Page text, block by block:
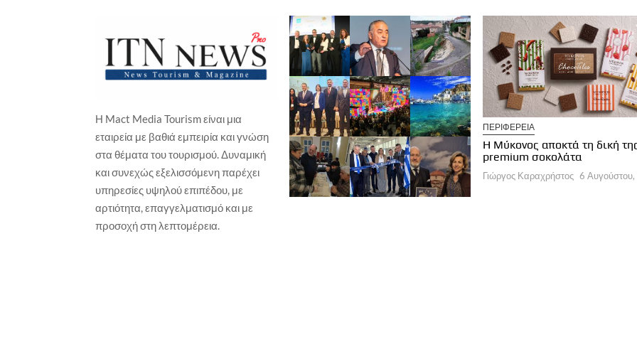
Η Mact Media Tourism είναι μια
εταιρεία με βαθιά εμπειρία και γνώση
στα θέματα του τουρισμού. Δυναμική
και συνεχώς εξελισσόμενη παρέχει
υπηρεσίες υψηλού επιπέδου, με
αρτιότητα, επαγγελματισμό και με
προσοχή στη λεπτομέρεια.
ΕΚΔΗΛΩΣΕΙΣ / ΕΚΘΕΣΕΙΣ
Ο ΠΣΑΠΠ φέρνει το Football Unity
Festival
Γιώργος Καραχρήστος 6 Αυγούστου, 2026
ΕΠΙΛΟΓΕΣ ΣΥΝΤΑΚΤΩΝ
Νέα εποχή στη διαχείριση των
προορισμών
Γιώργος Καραχρήστος 6 Αυγούστου, 2026
ΠΕΡΙΦΕΡΕΙΑ
Η Μύκονος αποκτά τη δική
premium σοκολάτα
Γιώργος Καραχρήστος 6